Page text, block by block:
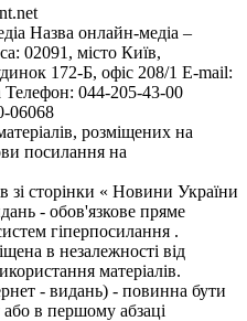
Назва онлайн-медіа –
02091, місто Київ,
172-Б, офіс 208/1 E-mail:
Телефон: 044-205-43-00
06068
розміщених на
посилання на
зі сторінки « Новини України
- обов'язкове пряме
гіперпосилання .
в незалежності від
матеріалів.
- видань) - повинна бути
в першому абзаці